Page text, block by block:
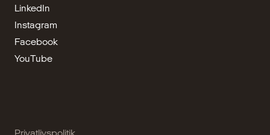
Privatlivspolitik
LinkedIn
Instagram
Facebook
YouTube